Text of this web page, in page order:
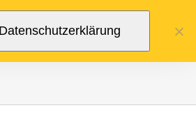
Datenschutzerklärung